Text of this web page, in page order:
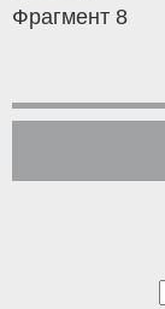
Фрагмент 8